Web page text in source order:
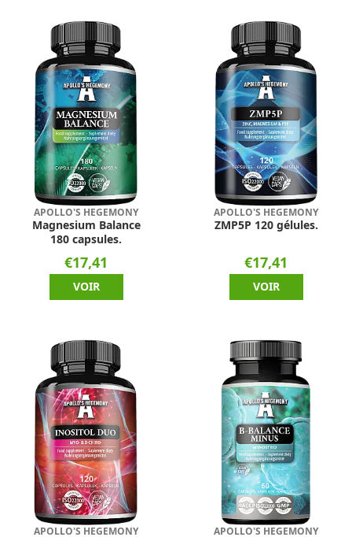
APOLLO'S HEGEMONY
Magnesium Balance
180 capsules.
€17,41
VOIR
APOLLO'S HEGEMONY
ZMP5P 120 gélules.
€17,41
VOIR
APOLLO'S HEGEMONY APOLLO'S HEGEMONY